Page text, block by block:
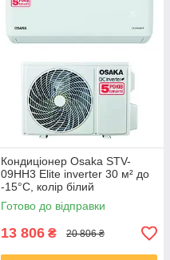
Кондиціонер Osaka STV-
09HH3 Elite inverter 30 м² до
-15°C, колір білий
Готово до відправки
13 806 ₴ 20 806 ₴